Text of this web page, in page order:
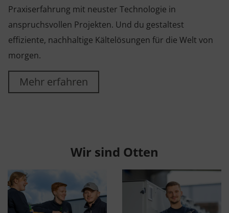
Praxiserfahrung mit neuster Technologie in
anspruchsvollen Projekten. Und du gestaltest
effiziente, nachhaltige Kältelösungen für die Welt von
morgen.
Mehr erfahren
Wir sind Otten